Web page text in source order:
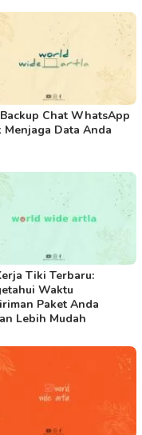
Chat WhatsApp
Menjaga Data Anda
Tiki Terbaru:
Waktu
Paket Anda
Lebih Mudah